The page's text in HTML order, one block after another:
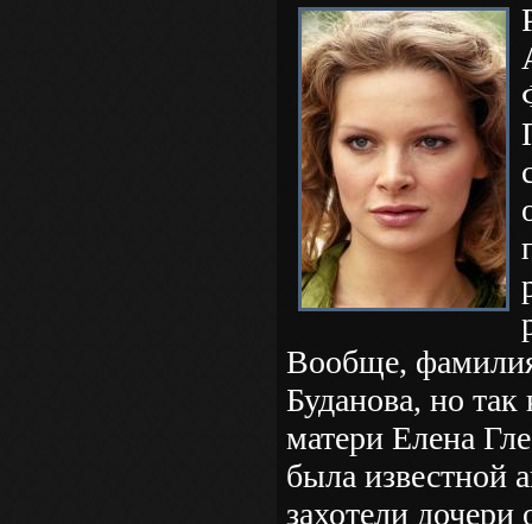
Вообще,
Буданова, но
матери Елена
была известной
захотели